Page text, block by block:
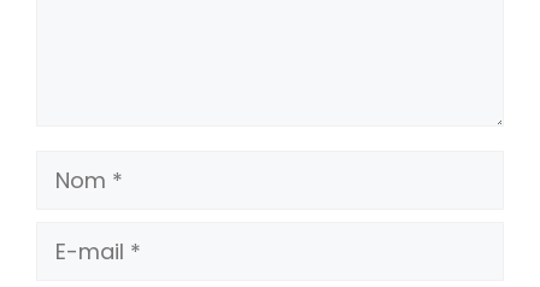
Nom
E-